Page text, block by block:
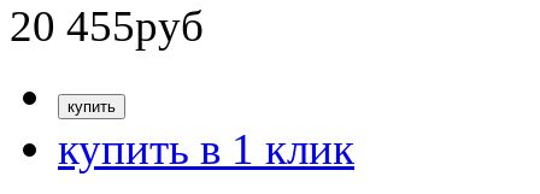
20 455руб
купить в 1 клик